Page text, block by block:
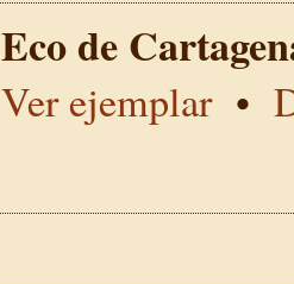
Eco de
Ver ejemplar•